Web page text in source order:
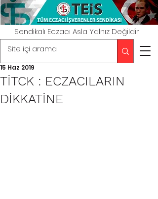
Sendikalı Eczacı Asla Yalnız Değildir.
TİTCK : ECZACILARIN
DİKKATİNE
15 Haz 2019